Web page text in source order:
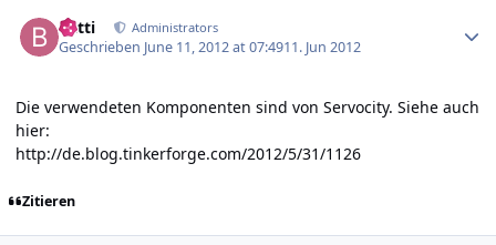
batti Administrators
Geschrieben June 11, 2012 at 07:4911. Jun 2012
Die verwendeten Komponenten sind von Servocity. Siehe auch
hier:
http://de.blog.tinkerforge.com/2012/5/31/1126
Zitieren